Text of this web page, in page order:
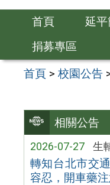
容
首頁 延
捐募專區
首頁 >校園公告
相關公告
2026-07-27 生
轉知台北市交
容忍，開車藥